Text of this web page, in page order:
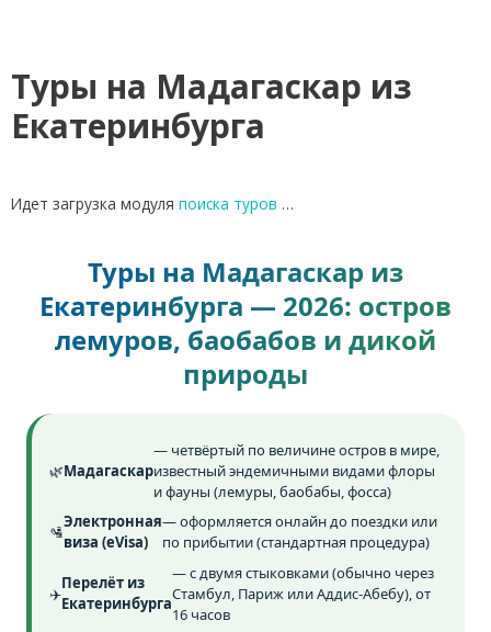
Туры на Мадагаскар из
Екатеринбурга
Идет загрузка модуля поиска туров …
Туры на Мадагаскар из
Екатеринбурга — 2026: остров
лемуров, баобабов и дикой
природы
🌿Мадагаскар
— четвёртый по величине остров в мире,
известный эндемичными видами флоры
и фауны (лемуры, баобабы, фосса)
🛂
Электронная
виза (eVisa)
— оформляется онлайн до поездки или
по прибытии (стандартная процедура)
✈️
Перелёт из
Екатеринбурга
— с двумя стыковками (обычно через
Стамбул, Париж или Аддис-Абебу), от
16 часов